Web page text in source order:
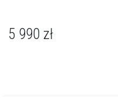
5 990 zł